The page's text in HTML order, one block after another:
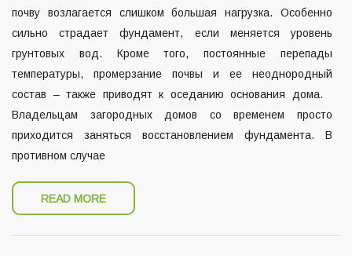
почву возлагается слишком большая нагрузка. Особенно
сильно страдает фундамент, если меняется уровень
грунтовых вод. Кроме того, постоянные перепады
температуры, промерзание почвы и ее неоднородный
состав – также приводят к оседанию основания дома.
Владельцам загородных домов со временем просто
приходится заняться восстановлением фундамента. В
противном случае
READ MORE